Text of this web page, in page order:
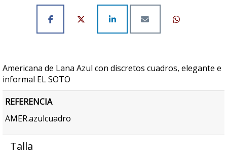
Americana de Lana Azul con discretos cuadros, elegante e
informal EL SOTO
REFERENCIA
AMER.azulcuadro
Talla